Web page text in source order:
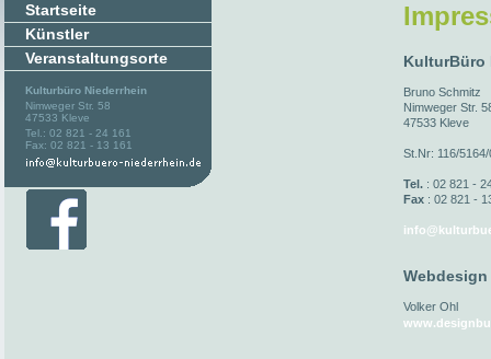
Startseite
Künstler
Veranstaltungsorte
Kulturbüro Niederrhein
Nimweger Str. 58
47533 Kleve
Tel.: 02 821 - 24 161
Fax: 02 821 - 13 161
KulturBüro
Bruno Schmitz
Nimweger Str.
47533 Kleve
St.Nr: 116/
Tel. : 02 821 -
Fax : 02 821 -
Webdesign
Volker Ohl